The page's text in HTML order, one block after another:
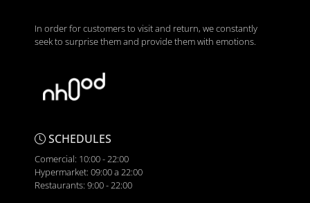
In order for customers to visit and return, we constantly
seek to surprise them and provide them with emotions.
SCHEDULES
Comercial: 10:00 - 22:00
Hypermarket: 09:00 a 22:00
Restaurants: 9:00 - 22:00